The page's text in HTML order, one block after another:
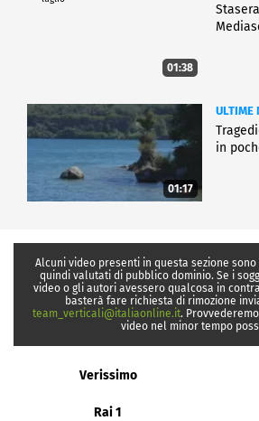
01:38
01:17
ULTIME
in
Alcuni video presenti in questa sezione
quindi valutati di pubblico dominio. Se i
video o gli autori avessero qualcosa in
basterà fare richiesta di rimozione
team_verticali@italiaonline.it.
video nel minor tempo
Verissimo
Rai 1